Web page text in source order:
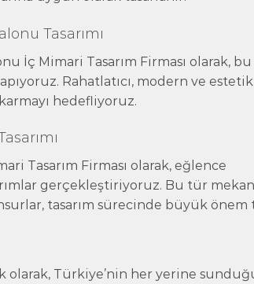
Tasarımı
İç Mimari Tasarım Firması olarak, bu
Rahatlatıcı, modern ve estetik
hedefliyoruz.
Tasarım Firması olarak, eğlence
gerçekleştiriyoruz. Bu tür
tasarım sürecinde büyük önem
olarak, Türkiye’nin her yerine